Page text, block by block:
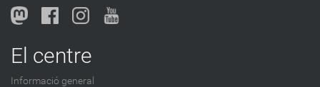
El centre
Informació general